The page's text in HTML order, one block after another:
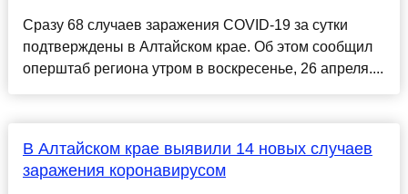
Сразу 68 случаев заражения COVID-19 за сутки
подтверждены в Алтайском крае. Об этом сообщил
оперштаб региона утром в воскресенье, 26 апреля....
В Алтайском крае выявили 14 новых случаев
заражения коронавирусом